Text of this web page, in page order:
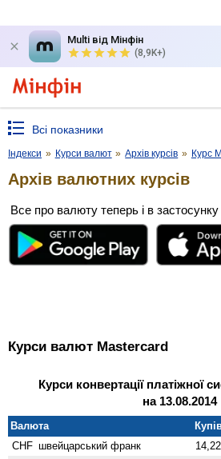
Multi від Мінфін
(8,9K+)
Всі показники
Індекси » Курси валют » Архів курсів » Курс
Архів валютних курсів
Все про валюту теперь і в застосунку
Курси валют Mastercard
Курси конвертації платіжної
на 13.08.2014
Валюта
CHF швейцарський франк